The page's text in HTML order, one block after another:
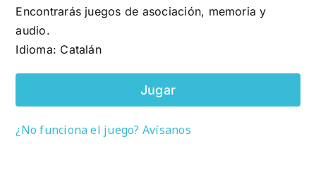
Encontrarás juegos de asociación, memoria y
audio.
Idioma: Catalán
Jugar
¿No funciona el juego? Avísanos